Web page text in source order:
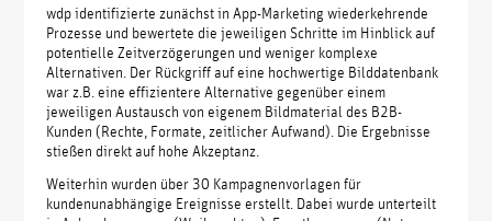
wdp identifizierte zunächst in App-Marketing wiederkehrende
Prozesse und bewertete die jeweiligen Schritte im Hinblick auf
potentielle Zeitverzögerungen und weniger komplexe
Alternativen. Der Rückgriff auf eine hochwertige Bilddatenbank
war z.B. eine effizientere Alternative gegenüber einem
jeweiligen Austausch von eigenem Bildmaterial des B2B-
Kunden (Rechte, Formate, zeitlicher Aufwand). Die Ergebnisse
stießen direkt auf hohe Akzeptanz.
Weiterhin wurden über 30 Kampagnenvorlagen für
kundenunabhängige Ereignisse erstellt. Dabei wurde unterteilt